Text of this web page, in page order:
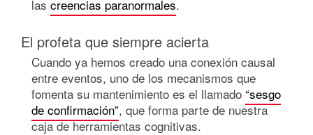
las creencias paranormales.
El profeta que siempre acierta
Cuando ya hemos creado una conexión causal
entre eventos, uno de los mecanismos que
fomenta su mantenimiento es el llamado “sesgo
de confirmación”, que forma parte de nuestra
caja de herramientas cognitivas.